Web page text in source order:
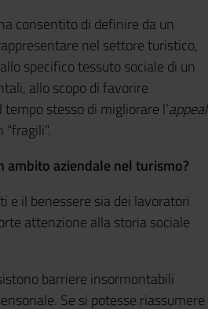
consentito di definire da un
nel settore turistico,
specifico tessuto sociale di un
allo scopo di favorire
stesso di migliorare l’appeal
ambito aziendale nel turismo?
e il benessere sia dei lavoratori
attenzione alla storia sociale
barriere insormontabili
Se si potesse riassumere